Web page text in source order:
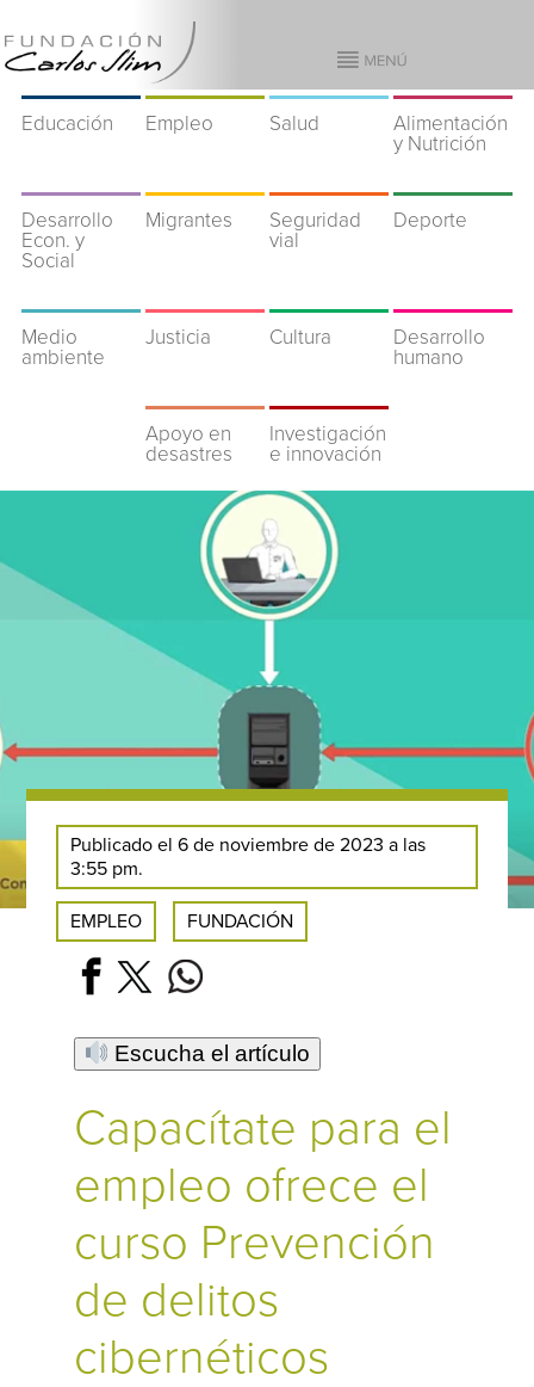
Educación Empleo Salud
Alimentación
y Nutrición
Desarrollo
Econ. y
Social
Migrantes
Seguridad
vial
Deporte
Medio
ambiente
Justicia Cultura
Desarrollo
humano
Apoyo en
desastres
Investigación
e innovación
Publicado el 6 de noviembre de 2023 a las
3:55 pm.
EMPLEO FUNDACIÓN
Escucha el artículo
Capacítate para el
empleo ofrece el
curso Prevención
de delitos
cibernéticos